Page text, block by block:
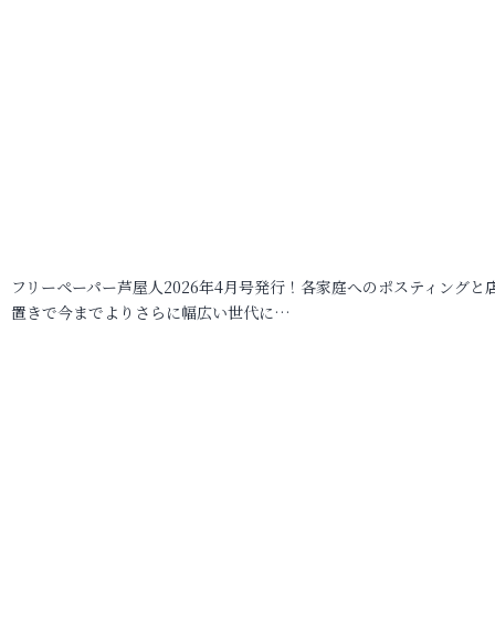
フリーペーパー芦屋人2026年4月号発行！各家庭へのポスティングと
置きで今までよりさらに幅広い世代に…